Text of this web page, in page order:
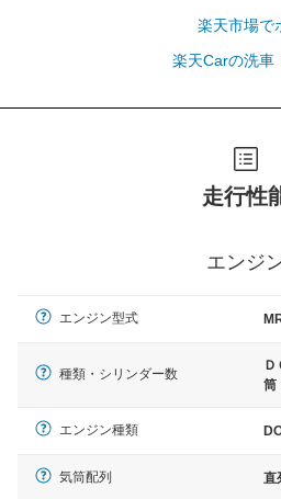
楽天市場で
楽天Carの洗車
走行性
エンジ
エンジン型式
種類・シリンダー数
筒
エンジン種類
気筒配列 直